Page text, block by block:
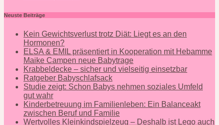
Neuste Beiträge
Kein Gewichtsverlust trotz Diät: Liegt es an den
Hormonen?
ELSA & EMIL präsentiert in Kooperation mit Hebamme
Maike Campen neue Babytrage
Krabbeldecke – sicher und vielseitig einsetzbar
Ratgeber Babyschlafsack
Studie zeigt: Schon Babys nehmen soziales Umfeld
gut wahr
Kinderbetreuung im Familienleben: Ein Balanceakt
zwischen Beruf und Familie
Wertvolles Kleinkindspielzeug – Deshalb ist Lego auch